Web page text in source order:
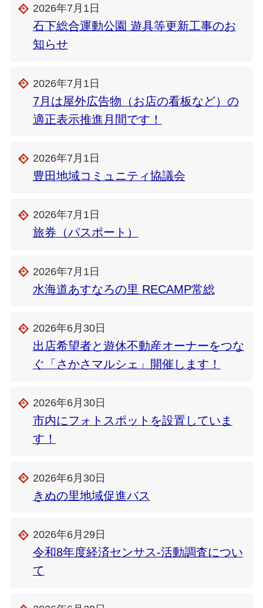
2026年7月1日
石下総合運動公園 遊具等更新工事のお
知らせ
2026年7月1日
7月は屋外広告物（お店の看板など）の
適正表示推進月間です！
2026年7月1日
豊田地域コミュニティ協議会
2026年7月1日
旅券（パスポート）
2026年7月1日
水海道あすなろの里 RECAMP常総
2026年6月30日
出店希望者と遊休不動産オーナーをつな
ぐ「さかさマルシェ」開催します！
2026年6月30日
市内にフォトスポットを設置していま
す！
2026年6月30日
きぬの里地域促進バス
2026年6月29日
令和8年度経済センサス-活動調査につい
て